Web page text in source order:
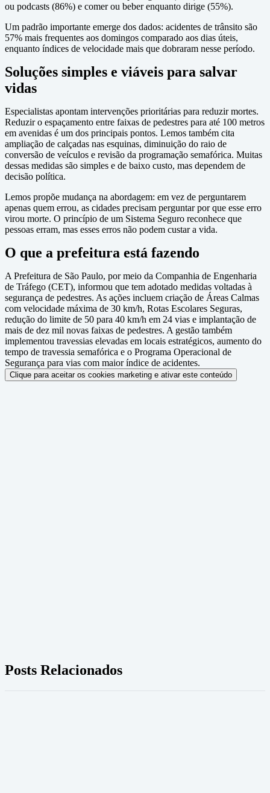
ou podcasts (86%) e comer ou beber enquanto dirige (55%).
Um padrão importante emerge dos dados: acidentes de trânsito são
57% mais frequentes aos domingos comparado aos dias úteis,
enquanto índices de velocidade mais que dobraram nesse período.
Soluções simples e viáveis para salvar
vidas
Especialistas apontam intervenções prioritárias para reduzir mortes.
Reduzir o espaçamento entre faixas de pedestres para até 100 metros
em avenidas é um dos principais pontos. Lemos também cita
ampliação de calçadas nas esquinas, diminuição do raio de
conversão de veículos e revisão da programação semafórica. Muitas
dessas medidas são simples e de baixo custo, mas dependem de
decisão política.
Lemos propõe mudança na abordagem: em vez de perguntarem
apenas quem errou, as cidades precisam perguntar por que esse erro
virou morte. O princípio de um Sistema Seguro reconhece que
pessoas erram, mas esses erros não podem custar a vida.
O que a prefeitura está fazendo
A Prefeitura de São Paulo, por meio da Companhia de Engenharia
de Tráfego (CET), informou que tem adotado medidas voltadas à
segurança de pedestres. As ações incluem criação de Áreas Calmas
com velocidade máxima de 30 km/h, Rotas Escolares Seguras,
redução do limite de 50 para 40 km/h em 24 vias e implantação de
mais de dez mil novas faixas de pedestres. A gestão também
implementou travessias elevadas em locais estratégicos, aumento do
tempo de travessia semafórica e o Programa Operacional de
Segurança para vias com maior índice de acidentes.
Clique para aceitar os cookies marketing e ativar este conteúdo
Posts Relacionados